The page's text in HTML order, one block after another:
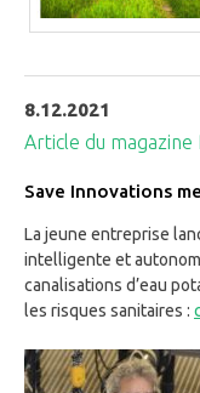
8.12.2021
Article du magazine
Save Innovations
La jeune entreprise
intelligente et
canalisations d’eau
les risques sanitaires :